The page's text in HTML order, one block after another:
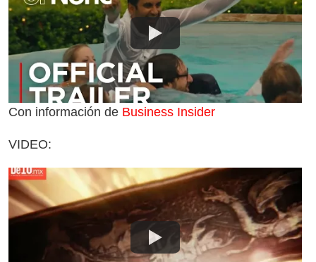
Con información de Business Insider
VIDEO: